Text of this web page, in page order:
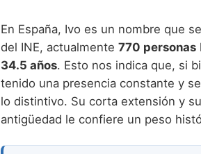
En España, Ivo es un nombre que
del INE, actualmente 770 personas
34.5 años. Esto nos indica que, si
tenido una presencia constante y
lo distintivo. Su corta extensión y
antigüedad le confiere un peso